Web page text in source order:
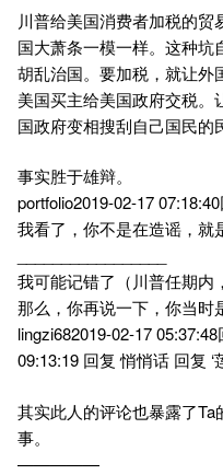
川普给美国消费者加税的
国大萧条一模一样。这种坑
胡乱治国。要加税，就让外
美国买主给美国政府交税
国政府变相搜刮自己国民的
事实胜于雄辩。
portfolio2019-02-17
我看了，你不是在造谣，就
我可能记错了（川普任期内
那么，你再说一下，你当时
lingzi682019-02-17
09:13:19 回复 悄悄话 回复 ‘
其实此人的评论也暴露了
事。
—————